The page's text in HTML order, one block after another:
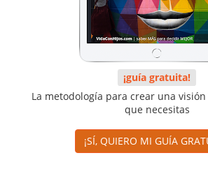
¡guía gratuita!
La metodología para crear una visión
que necesitas
¡SÍ, QUIERO MI GUÍA